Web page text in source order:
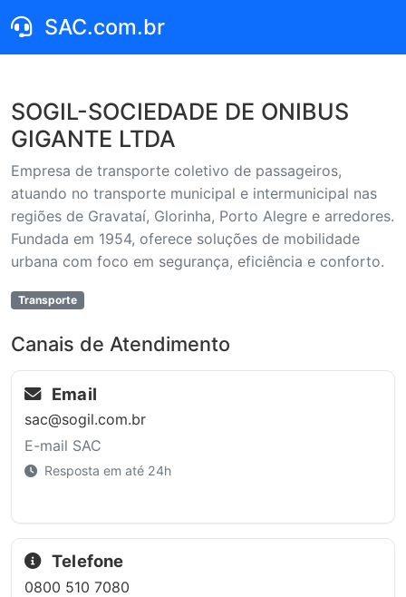
SAC.com.br
SOGIL-SOCIEDADE DE ONIBUS
GIGANTE LTDA
Empresa de transporte coletivo de passageiros,
atuando no transporte municipal e intermunicipal nas
regiões de Gravataí, Glorinha, Porto Alegre e arredores.
Fundada em 1954, oferece soluções de mobilidade
urbana com foco em segurança, eficiência e conforto.
Transporte
Canais de Atendimento
Email
sac@sogil.com.br
E-mail SAC
Resposta em até 24h
Telefone
0800 510 7080